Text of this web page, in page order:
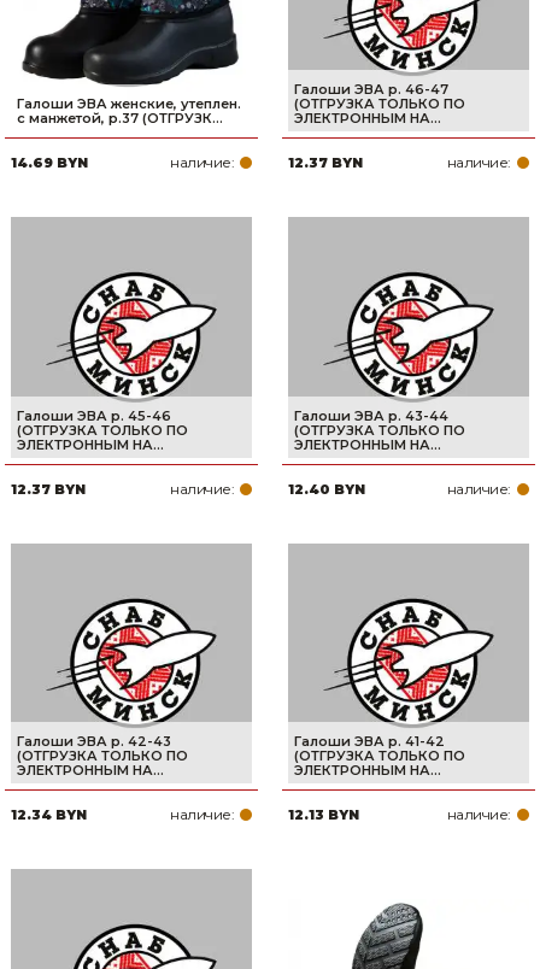
Галоши ЭВА женские, утеплен.
с манжетой, р.37 (ОТГРУЗК...
14.69 BYN наличие:
Галоши ЭВА р. 46-47
(ОТГРУЗКА ТОЛЬКО ПО
ЭЛЕКТРОННЫМ НА...
12.37 BYN наличие:
Галоши ЭВА р. 45-46
(ОТГРУЗКА ТОЛЬКО ПО
ЭЛЕКТРОННЫМ НА...
12.37 BYN наличие:
Галоши ЭВА р. 43-44
(ОТГРУЗКА ТОЛЬКО ПО
ЭЛЕКТРОННЫМ НА...
12.40 BYN наличие:
Галоши ЭВА р. 42-43
(ОТГРУЗКА ТОЛЬКО ПО
ЭЛЕКТРОННЫМ НА...
12.34 BYN наличие:
Галоши ЭВА р. 41-42
(ОТГРУЗКА ТОЛЬКО ПО
ЭЛЕКТРОННЫМ НА...
12.13 BYN наличие: